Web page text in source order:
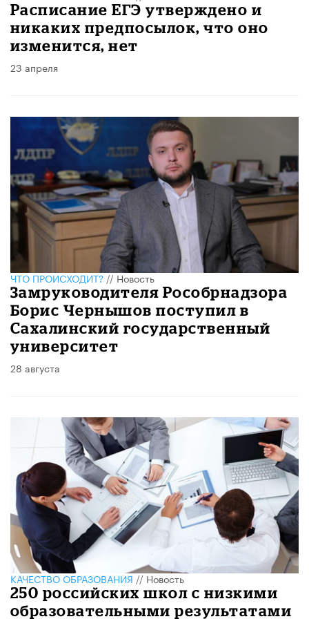
Расписание ЕГЭ утверждено и
никаких предпосылок, что оно
изменится, нет
23 апреля
ЧТО ПРОИСХОДИТ?//Новость
Замруководителя Рособрнадзора
Борис Чернышов поступил в
Сахалинский государственный
университет
28 августа
КАЧЕСТВО ОБРАЗОВАНИЯ//Новость
250 российских школ с низкими
образовательными результатами